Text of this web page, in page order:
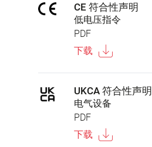
CE 符合性声明
低电压指令
PDF
下载
UKCA 符合性声明
电气设备
PDF
下载